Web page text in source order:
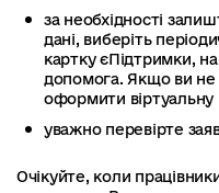
за необхідності
дані, виберіть
картку єПідтримки,
допомога. Якщо ви
оформити віртуальну
уважно перевірте
Очікуйте, коли